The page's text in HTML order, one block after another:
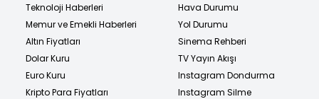
Teknoloji Haberleri
Memur ve Emekli Haberleri
Altın Fiyatları
Dolar Kuru
Euro Kuru
Kripto Para Fiyatları
Hava Durumu
Yol Durumu
Sinema Rehberi
TV Yayın Akışı
Instagram Dondurma
Instagram Silme